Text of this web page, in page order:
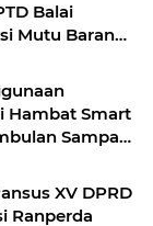
Balai
Mutu Barang
Hambat Smart
Sampah
XV DPRD
Ranperda